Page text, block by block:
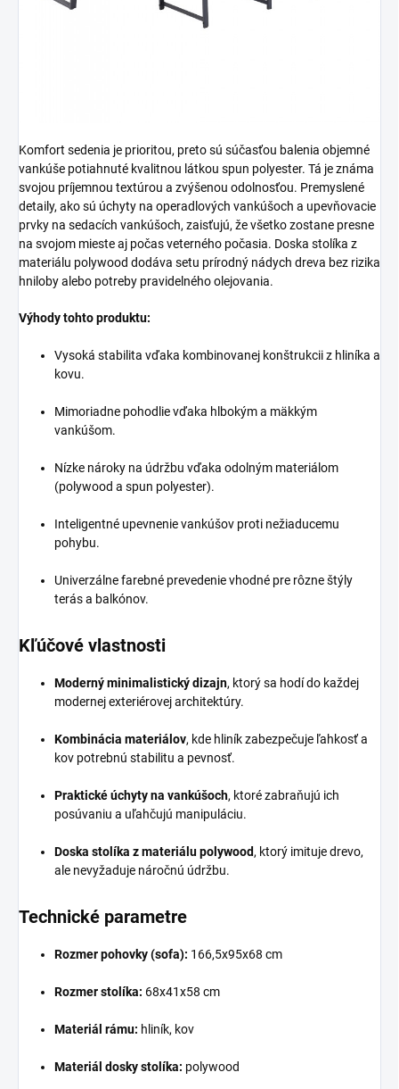
Komfort sedenia je prioritou, preto sú súčasťou balenia objemné
vankúše potiahnuté kvalitnou látkou spun polyester. Tá je známa
svojou príjemnou textúrou a zvýšenou odolnosťou. Premyslené
detaily, ako sú úchyty na operadlových vankúšoch a upevňovacie
prvky na sedacích vankúšoch, zaisťujú, že všetko zostane presne
na svojom mieste aj počas veterného počasia. Doska stolíka z
materiálu polywood dodáva setu prírodný nádych dreva bez rizika
hniloby alebo potreby pravidelného olejovania.
Výhody tohto produktu:
Vysoká stabilita vďaka kombinovanej konštrukcii z hliníka a
kovu.
Mimoriadne pohodlie vďaka hlbokým a mäkkým
vankúšom.
Nízke nároky na údržbu vďaka odolným materiálom
(polywood a spun polyester).
Inteligentné upevnenie vankúšov proti nežiaducemu
pohybu.
Univerzálne farebné prevedenie vhodné pre rôzne štýly
terás a balkónov.
Kľúčové vlastnosti
Moderný minimalistický dizajn, ktorý sa hodí do každej
modernej exteriérovej architektúry.
Kombinácia materiálov, kde hliník zabezpečuje ľahkosť a
kov potrebnú stabilitu a pevnosť.
Praktické úchyty na vankúšoch, ktoré zabraňujú ich
posúvaniu a uľahčujú manipuláciu.
Doska stolíka z materiálu polywood, ktorý imituje drevo,
ale nevyžaduje náročnú údržbu.
Technické parametre
Rozmer pohovky (sofa): 166,5x95x68 cm
Rozmer stolíka: 68x41x58 cm
Materiál rámu: hliník, kov
Materiál dosky stolíka: polywood